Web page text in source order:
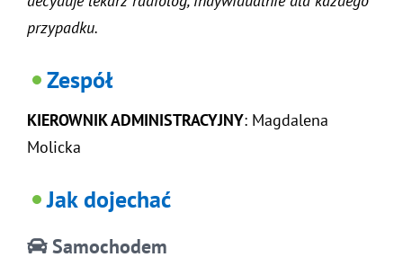
przypadku.
Zespół
KIEROWNIK ADMINISTRACYJNY: Magdalena
Molicka
Jak dojechać
Samochodem